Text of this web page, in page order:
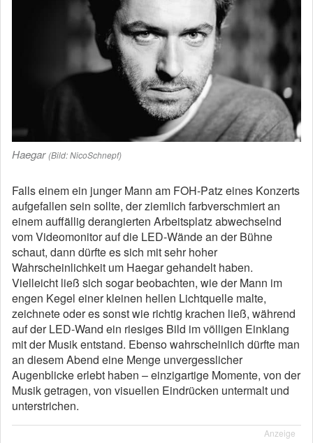
Haegar (Bild: NicoSchnepf)
Falls einem ein junger Mann am FOH-Patz eines Konzerts
aufgefallen sein sollte, der ziemlich farbverschmiert an
einem auffällig derangierten Arbeitsplatz abwechselnd
vom Videomonitor auf die LED-Wände an der Bühne
schaut, dann dürfte es sich mit sehr hoher
Wahrscheinlichkeit um Haegar gehandelt haben.
Vielleicht ließ sich sogar beobachten, wie der Mann im
engen Kegel einer kleinen hellen Lichtquelle malte,
zeichnete oder es sonst wie richtig krachen ließ, während
auf der LED-Wand ein riesiges Bild im völligen Einklang
mit der Musik entstand. Ebenso wahrscheinlich dürfte man
an diesem Abend eine Menge unvergesslicher
Augenblicke erlebt haben – einzigartige Momente, von der
Musik getragen, von visuellen Eindrücken untermalt und
unterstrichen.
Anzeige